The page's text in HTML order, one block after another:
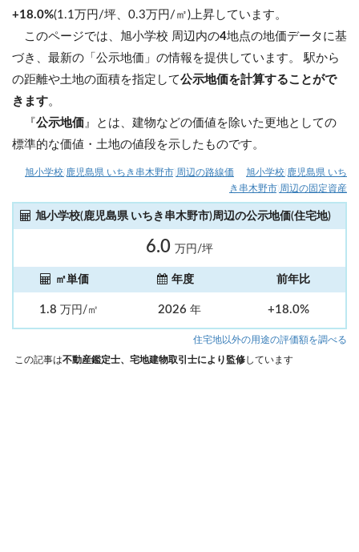
+18.0%(1.1万円/坪、0.3万円/㎡)上昇しています。
このページでは、旭小学校 周辺内の4地点の地価データに基
づき、最新の「公示地価」の情報を提供しています。 駅から
の距離や土地の面積を指定して公示地価を計算することがで
きます。
『公示地価 』とは、建物などの価値を除いた更地としての
標準的な価値・土地の値段を示したものです。
旭小学校(鹿児島県 いちき串木野市)周辺の路線価
旭小学校(鹿児島県 いち
き串木野市)周辺の固定資産
旭小学校(鹿児島県 いちき串木野市)周辺の公示地価(住宅地)
6.0 万円/坪
㎡単価 年度 前年比
1.8 万円/㎡ 2026 年 +18.0%
住宅地以外の用途の評価額を調べる
この記事は不動産鑑定士、宅地建物取引士により監修しています